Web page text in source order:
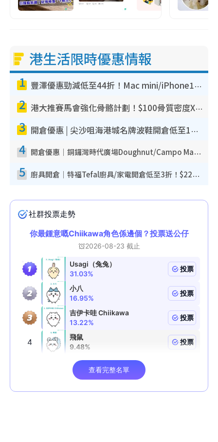
港生活限時優惠情報
1 豐澤優惠勁減低至44折！Mac mini/iPhone17Pro大減價！廚房家電$220起
2 港大推賽馬會強化骨骼計劃！$100骨質密度X光檢查 完成免費運動訓練送超市禮券！附參加資格
3 開倉優惠 | 尖沙咀海港城名牌波鞋開倉低至1折！On鞋$899起／Joy&Peace鞋履$98起
4 開倉優惠｜銅鑼灣時代廣場Doughnut/Campo Marzio開倉低至1折！背囊、書包、手袋劈價$200起
5 廚具開倉｜特福Tefal廚具/家電開倉低至3折！$220起買平底鍋/炒鑊/湯煲！電飯煲/吸塵機/燙斗$418起